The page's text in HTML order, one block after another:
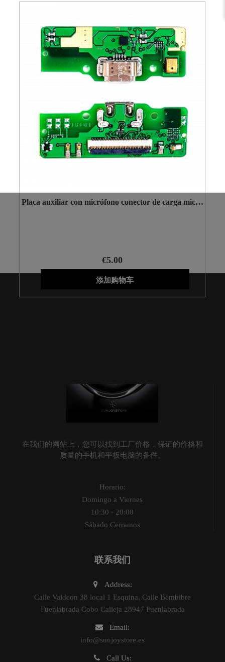
Placa auxiliar con micrófono conector de carga micro
€5.00
添加购物车
在我们的网站上，您可以找到工厂价格，保证的价格和
质量的手机和平板电脑的备件。
Horario:
Domingo a Viernes
10:30 - 20:00
Sábado Cerramos
联系我们
Address:
Calle Valdeon 38 local 1 Esquina, Calle Bembibre
Fuenlabrada Cobo Calleja 28947 Fuenlabrada
Email:
info@sunjoystore.es
Call Us: